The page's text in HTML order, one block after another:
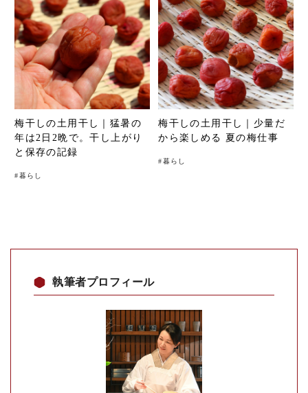
梅干しの土用干し｜猛暑の
年は2日2晩で。干し上がり
と保存の記録
#暮らし
梅干しの土用干し｜少量だ
から楽しめる 夏の梅仕事
#暮らし
執筆者プロフィール